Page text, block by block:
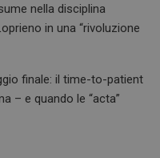
nella disciplina
in una “rivoluzione
finale: il time-to-patient
– e quando le “acta”
Questo cookie è impostato
assegnare un identificatore generico
bilanciamento del carico per
della pagina del visitatore vengano
server in qualsiasi sessione di